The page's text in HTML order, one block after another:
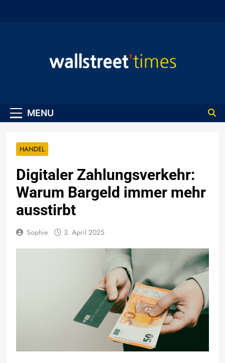
MENU
HANDEL
Digitaler Zahlungsverkehr:
Warum Bargeld immer mehr
ausstirbt
Sophie 3. April 2025